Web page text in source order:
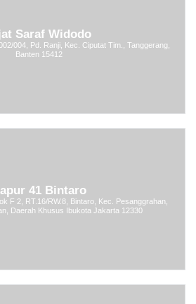
Saraf Widodo
004, Pd. Ranji, Kec. Ciputat Tim., Tanggerang,
Banten 15412
41 Bintaro
F 2, RT.16/RW.8, Bintaro, Kec. Pesanggrahan,
Daerah Khusus Ibukota Jakarta 12330